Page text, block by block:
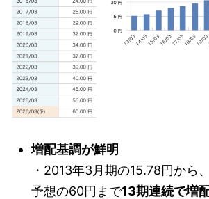
増配基調が鮮明
・2013年3月期の15.78円から
予想の60円まで13期連続で増